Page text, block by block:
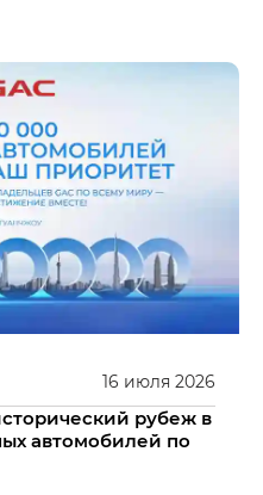
16 июля 2026
рубеж в
автомобилей по